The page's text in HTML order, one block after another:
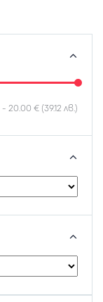
- 20.00 € (39.12 лв.)